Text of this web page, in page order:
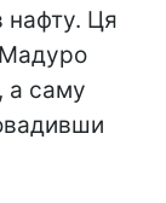
нафту. Ця
Мадуро
а саму